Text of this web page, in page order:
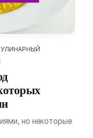
но некоторые